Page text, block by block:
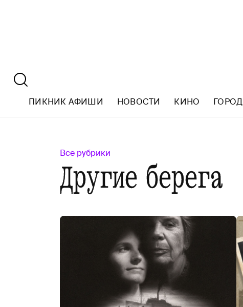
ПИКНИК АФИШИ НОВОСТИ КИНО ГОРОД
Все рубрики
Другие берега